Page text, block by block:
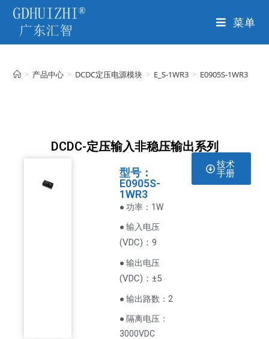
菜单
> 产品中心 > DCDC定压电源模块 > E_S-1WR3 > E0905S-1WR3
DCDC-定压输入非稳压输出系列
型号：
E0905S-
1WR3
● 功率：1W
● 输入电压
(VDC)：9
● 输出电压
(VDC) ：±5
● 输出路数：2
● 隔离电压：
3000VDC
技术
手册